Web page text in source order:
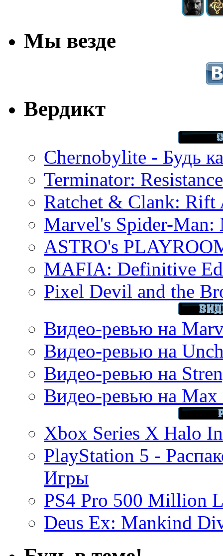
Мы везде
Вердикт
Chernobylite - Будь
Terminator:
Ratchet & Clank: Rift
Marvel's Spider-Man:
ASTRO's
MAFIA: Definitive
Pixel Devil and the
Видео-ревью на
Видео-ревью на
Видео-ревью на
Видео-ревью на Max
Xbox Series X Halo
PlayStation 5 -
Игры
PS4 Pro 500 Million
Deus Ex: Mankind